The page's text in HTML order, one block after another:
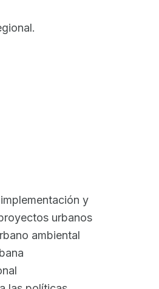
y
urbanos
ambiental